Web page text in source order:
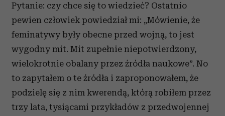
Pytanie: czy chce się to wiedzieć? Ostatnio
pewien człowiek powiedział mi: „Mówienie, że
feminatywy były obecne przed wojną, to jest
wygodny mit. Mit zupełnie niepotwierdzony,
wielokrotnie obalany przez źródła naukowe”. No
to zapytałem o te źródła i zaproponowałem, że
podzielę się z nim kwerendą, którą robiłem przez
trzy lata, tysiącami przykładów z przedwojennej